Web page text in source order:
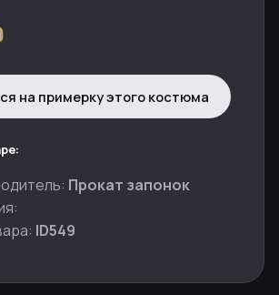
на примерку этого костюма
Прокат запонок
ID549